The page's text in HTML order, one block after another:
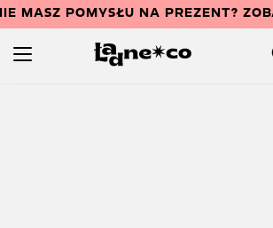
MASZ POMYSŁU NA PREZENT?